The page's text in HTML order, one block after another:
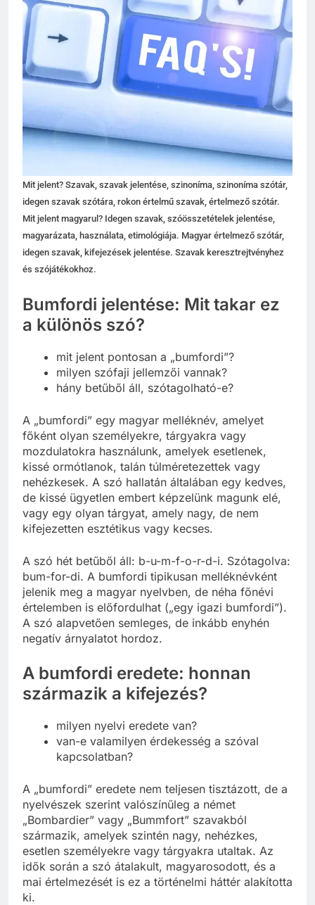
Mit jelent? Szavak, szavak jelentése, szinoníma, szinoníma szótár,
idegen szavak szótára, rokon értelmű szavak, értelmező szótár.
Mit jelent magyarul? Idegen szavak, szóösszetételek jelentése,
magyarázata, használata, etimológiája. Magyar értelmező szótár,
idegen szavak, kifejezések jelentése. Szavak keresztrejtvényhez
és szójátékokhoz.
Bumfordi jelentése: Mit takar ez
a különös szó?
mit jelent pontosan a „bumfordi”?
milyen szófaji jellemzői vannak?
hány betűből áll, szótagolható-e?
A „bumfordi” egy magyar melléknév, amelyet
főként olyan személyekre, tárgyakra vagy
mozdulatokra használunk, amelyek esetlenek,
kissé ormótlanok, talán túlméretezettek vagy
nehézkesek. A szó hallatán általában egy kedves,
de kissé ügyetlen embert képzelünk magunk elé,
vagy egy olyan tárgyat, amely nagy, de nem
kifejezetten esztétikus vagy kecses.
A szó hét betűből áll: b-u-m-f-o-r-d-i. Szótagolva:
bum-for-di. A bumfordi tipikusan melléknévként
jelenik meg a magyar nyelvben, de néha főnévi
értelemben is előfordulhat („egy igazi bumfordi”).
A szó alapvetően semleges, de inkább enyhén
negatív árnyalatot hordoz.
A bumfordi eredete: honnan
származik a kifejezés?
milyen nyelvi eredete van?
van-e valamilyen érdekesség a szóval
kapcsolatban?
A „bumfordi” eredete nem teljesen tisztázott, de a
nyelvészek szerint valószínűleg a német
„Bombardier” vagy „Bummfort” szavakból
származik, amelyek szintén nagy, nehézkes,
esetlen személyekre vagy tárgyakra utaltak. Az
idők során a szó átalakult, magyarosodott, és a
mai értelmezését is ez a történelmi háttér alakította
ki.